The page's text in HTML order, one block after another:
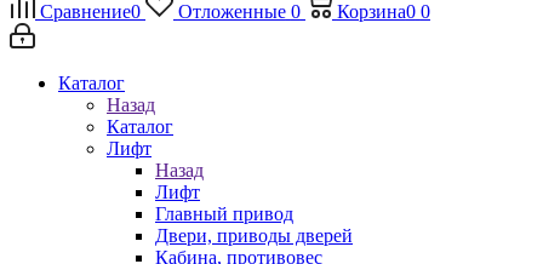
Сравнение0 Отложенные 0 Корзина0 0
Каталог
Назад
Каталог
Лифт
Назад
Лифт
Главный привод
Двери, приводы дверей
Кабина, противовес